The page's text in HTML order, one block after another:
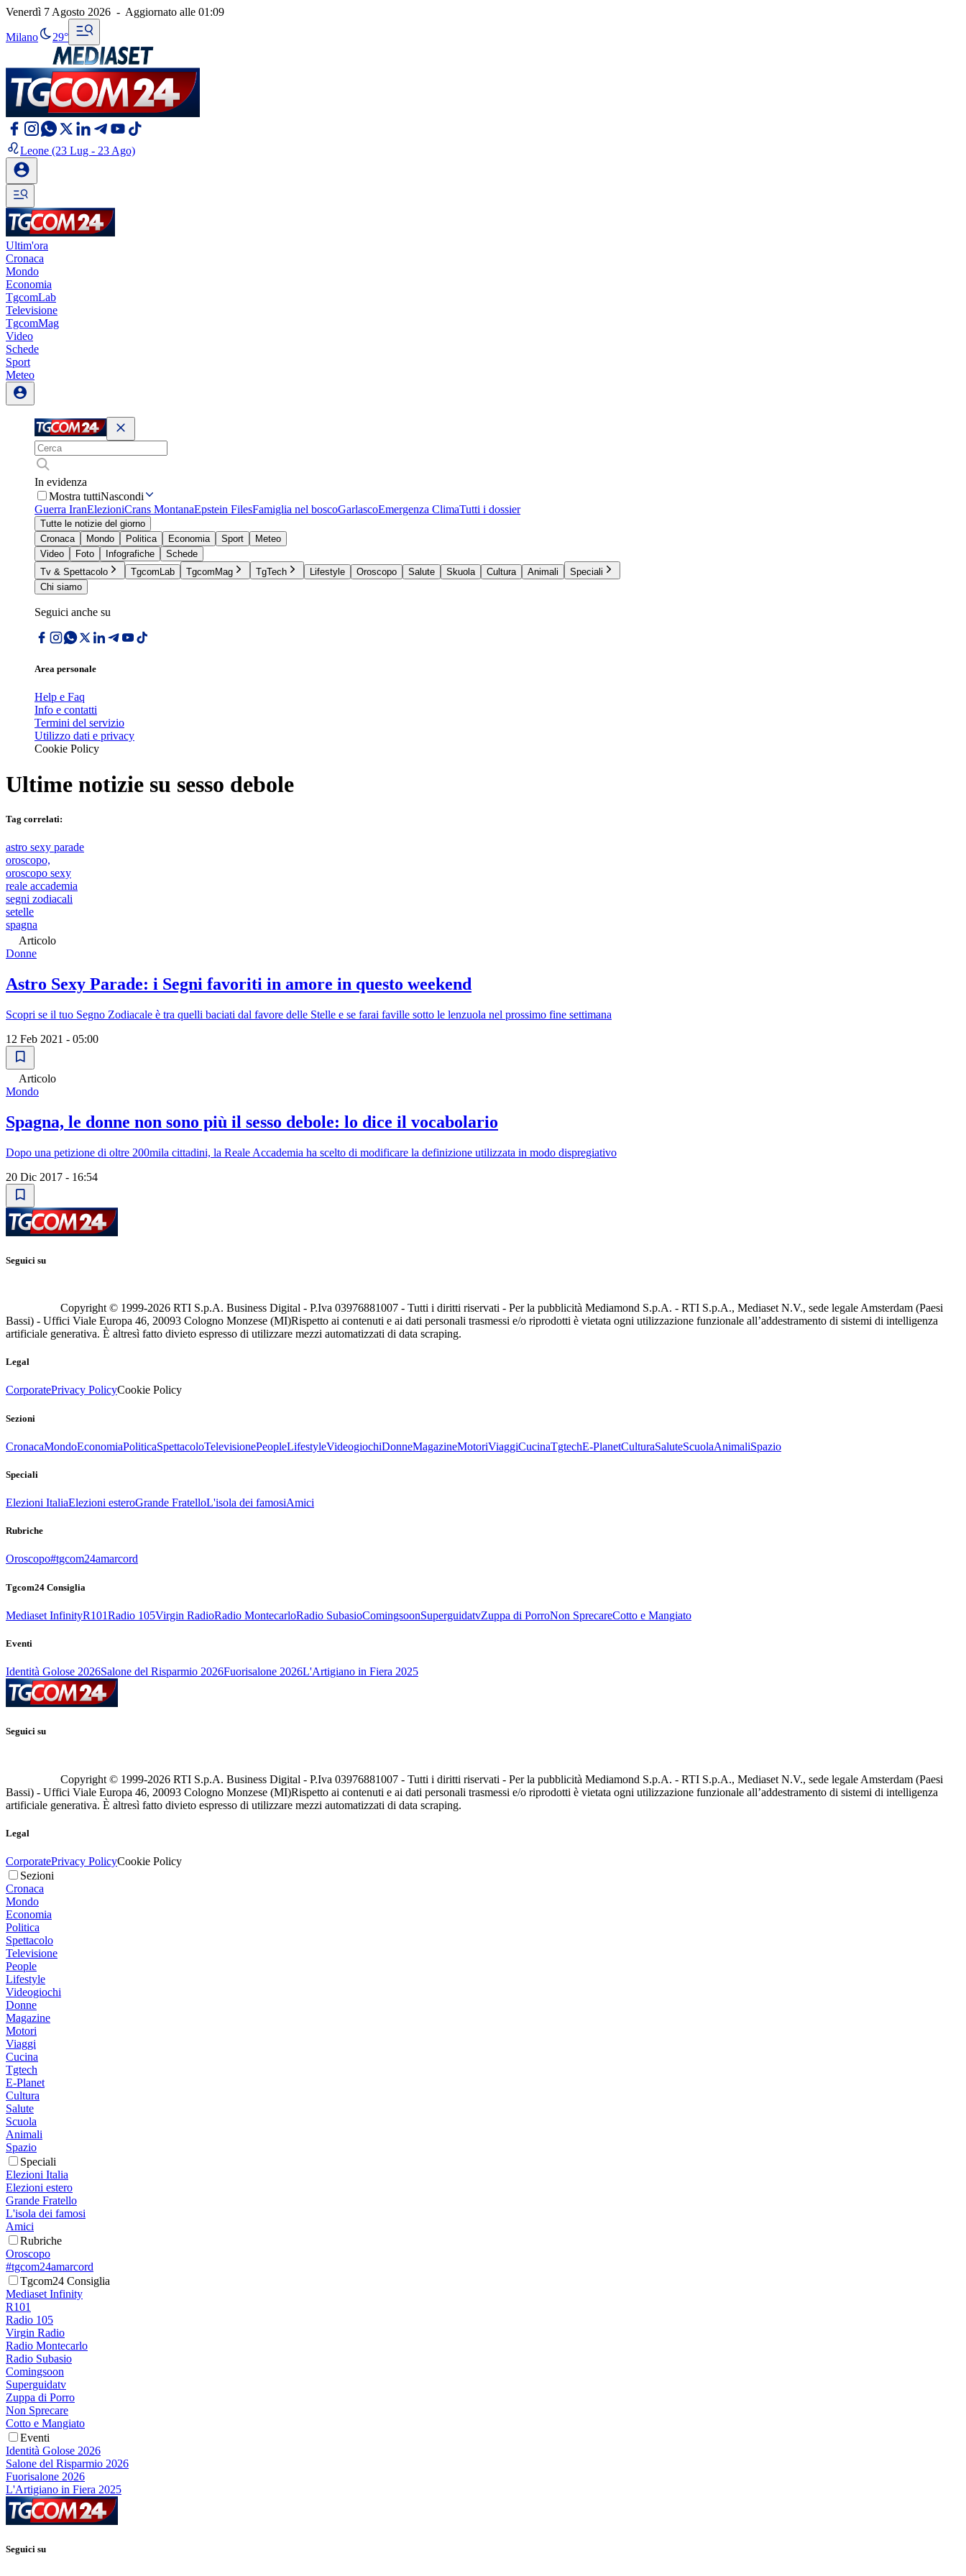
Venerdì 7 Agosto 2026 - Aggiornato alle 01:09
Milano 29°
Leone (23 Lug - 23 Ago)
Ultim'ora
Cronaca
Mondo
Economia
TgcomLab
Televisione
TgcomMag
Video
Schede
Sport
Meteo
In evidenza
Mostra tuttiNascondi
Guerra IranElezioniCrans MontanaEpstein FilesFamiglia nel boscoGarlascoEmergenza ClimaTutti i dossier
Tutte le notizie del giorno
Cronaca
Mondo Politica Economia Sport
Meteo
Video
Foto Infografiche
Schede
Tv & Spettacolo
TgcomLab TgcomMag TgTech Lifestyle Oroscopo Salute Skuola Cultura Animali
Speciali
Chi siamo
Seguici anche su
Area personale
Help e Faq
Info e contatti
Termini del servizio
Utilizzo dati e privacy
Cookie Policy
Ultime notizie su sesso debole
Tag correlati:
astro sexy parade
oroscopo,
oroscopo sexy
reale accademia
segni zodiacali
setelle
spagna
Articolo
Donne
Astro Sexy Parade: i Segni favoriti in amore in questo weekend
Scopri se il tuo Segno Zodiacale è tra quelli baciati dal favore delle Stelle e se farai faville sotto le lenzuola nel prossimo fine settimana
12 Feb 2021 - 05:00
Articolo
Mondo
Spagna, le donne non sono più il sesso debole: lo dice il vocabolario
Dopo una petizione di oltre 200mila cittadini, la Reale Accademia ha scelto di modificare la definizione utilizzata in modo dispregiativo
20 Dic 2017 - 16:54
Seguici su
Copyright © 1999-2026 RTI S.p.A. Business Digital - P.Iva 03976881007 - Tutti i diritti riservati - Per la pubblicità Mediamond S.p.A. - RTI S.p.A., Mediaset N.V., sede legale Amsterdam (Paesi
Bassi) - Uffici Viale Europa 46, 20093 Cologno Monzese (MI)Rispetto ai contenuti e ai dati personali trasmessi e/o riprodotti è vietata ogni utilizzazione funzionale all’addestramento di sistemi di intelligenza
artificiale generativa. È altresì fatto divieto espresso di utilizzare mezzi automatizzati di data scraping.
Legal
CorporatePrivacy PolicyCookie Policy
Sezioni
CronacaMondoEconomiaPoliticaSpettacoloTelevisionePeopleLifestyleVideogiochiDonneMagazineMotoriViaggiCucinaTgtechE-PlanetCulturaSaluteScuolaAnimaliSpazio
Speciali
Elezioni ItaliaElezioni esteroGrande FratelloL'isola dei famosiAmici
Rubriche
Oroscopo#tgcom24amarcord
Tgcom24 Consiglia
Mediaset InfinityR101Radio 105Virgin RadioRadio MontecarloRadio SubasioComingsoonSuperguidatvZuppa di PorroNon SprecareCotto e Mangiato
Eventi
Identità Golose 2026Salone del Risparmio 2026Fuorisalone 2026L'Artigiano in Fiera 2025
Seguici su
Copyright © 1999-2026 RTI S.p.A. Business Digital - P.Iva 03976881007 - Tutti i diritti riservati - Per la pubblicità Mediamond S.p.A. - RTI S.p.A., Mediaset N.V., sede legale Amsterdam (Paesi
Bassi) - Uffici Viale Europa 46, 20093 Cologno Monzese (MI)Rispetto ai contenuti e ai dati personali trasmessi e/o riprodotti è vietata ogni utilizzazione funzionale all’addestramento di sistemi di intelligenza
artificiale generativa. È altresì fatto divieto espresso di utilizzare mezzi automatizzati di data scraping.
Legal
CorporatePrivacy PolicyCookie Policy
Sezioni
Cronaca
Mondo
Economia
Politica
Spettacolo
Televisione
People
Lifestyle
Videogiochi
Donne
Magazine
Motori
Viaggi
Cucina
Tgtech
E-Planet
Cultura
Salute
Scuola
Animali
Spazio
Speciali
Elezioni Italia
Elezioni estero
Grande Fratello
L'isola dei famosi
Amici
Rubriche
Oroscopo
#tgcom24amarcord
Tgcom24 Consiglia
Mediaset Infinity
R101
Radio 105
Virgin Radio
Radio Montecarlo
Radio Subasio
Comingsoon
Superguidatv
Zuppa di Porro
Non Sprecare
Cotto e Mangiato
Eventi
Identità Golose 2026
Salone del Risparmio 2026
Fuorisalone 2026
L'Artigiano in Fiera 2025
Seguici su